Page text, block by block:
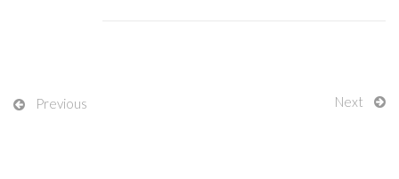
Previous Next